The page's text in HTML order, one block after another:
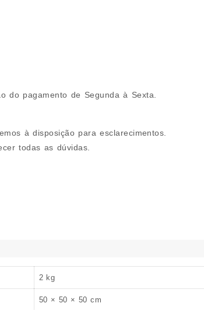
do pagamento de Segunda à Sexta.
à disposição para esclarecimentos.
todas as dúvidas.
2 kg
50 × 50 × 50 cm